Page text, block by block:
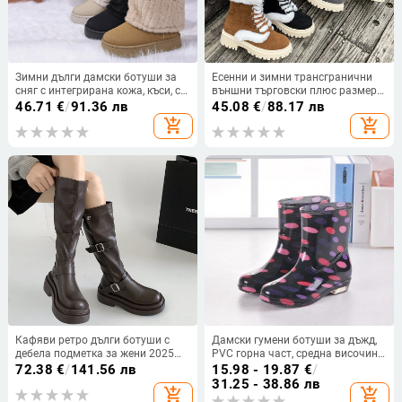
Зимни дълги дамски ботуши за
сняг с интегрирана кожа, къси, с
плоска подметка, топли памучни
46.71 €/91.36 лв
add_shopping_cart
Есенни и зимни трансгранични
външни търговски плюс размер
Mao Mao топли ботуши с дебела
американски външни снежни
за жени
45.08 €/88.17 лв
add_shopping_cart
Кафяви ретро дълги ботуши с
дебела подметка за жени 2025
Нови летни ботуши за езда в
британски стил, увеличаващи
височината, отслабващи
72.38 €/141.56 лв
add_shopping_cart
Дамски гумени ботуши за дъжд,
PVC горна част, средна височина
на тръбата, пролет 2021, код
K8tscyam
15.98 - 19.87 €/
31.25 - 38.86 лв
add_shopping_cart